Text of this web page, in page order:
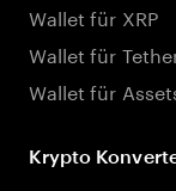
Wallet für XRP
Wallet für
Wallet für
Krypto